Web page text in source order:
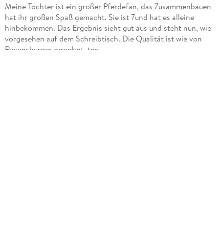
Meine Tochter ist ein großer Pferdefan, das Zusammenbauen
hat ihr großen Spaß gemacht. Sie ist 7und hat es alleine
hinbekommen. Das Ergebnis sieht gut aus und steht nun, wie
vorgesehen auf dem Schreibtisch. Die Qualität ist wie von
Ravensburger gewohnt, top